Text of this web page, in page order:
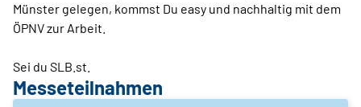
Münster gelegen, kommst Du easy und nachhaltig mit dem
ÖPNV zur Arbeit.
Sei du SLB.st.
Messeteilnahmen